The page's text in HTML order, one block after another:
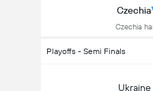
Czechia
Czechia
Playoffs - Semi Finals
Ukraine